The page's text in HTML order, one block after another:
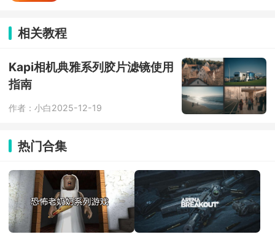
能随便看。阅读时能随便调字体、背
景，还有夜间模式，也能导入自己的
步。
相关教程
Kapi相机典雅系列胶片滤镜使用
指南
作者：小白2025-12-19
热门合集